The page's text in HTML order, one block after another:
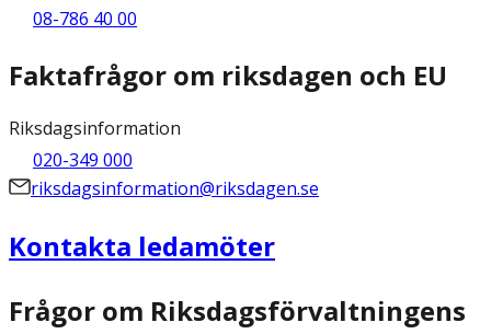
08-786 40 00
Faktafrågor om riksdagen och EU
Riksdagsinformation
020-349 000
riksdagsinformation@riksdagen.se
Kontakta ledamöter
Frågor om Riksdagsförvaltningens